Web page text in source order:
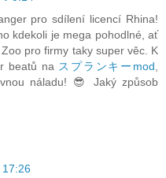
pro sdílení licencí Rhina!
kdekoli je mega pohodlné, ať
pro firmy taky super věc. K
beatů na スプランキーmod
náladu! 😎 Jaký způsob